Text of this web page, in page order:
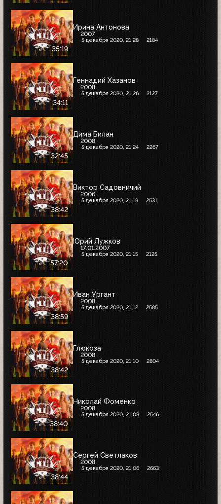
35:19
Ирина Антонова
2007
5 декабря 2020, 21:28 2184
34:11
Геннадий Хазанов
2008
5 декабря 2020, 21:26 2127
32:45
Дима Билан
2008
5 декабря 2020, 21:24 2267
38:42
Виктор Садовничий
2006
5 декабря 2020, 21:18 2531
57:20
Юрий Лужков
17.01.2007
5 декабря 2020, 21:15 2125
38:59
Иван Ургант
2008
5 декабря 2020, 21:12 2585
38:42
Глюкоза
2008
5 декабря 2020, 21:10 2804
38:40
Николай Фоменко
2008
5 декабря 2020, 21:08 2546
38:44
Сергей Светлаков
2008
5 декабря 2020, 21:06 2663